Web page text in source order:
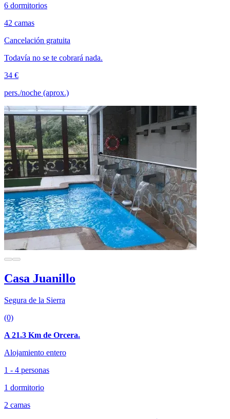
6 dormitorios
42 camas
Cancelación gratuita
Todavía no se te cobrará nada.
34 €
pers./noche (aprox.)
Casa Juanillo
Segura de la Sierra
(0)
A 21.3 Km de Orcera.
Alojamiento entero
1 - 4 personas
1 dormitorio
2 camas